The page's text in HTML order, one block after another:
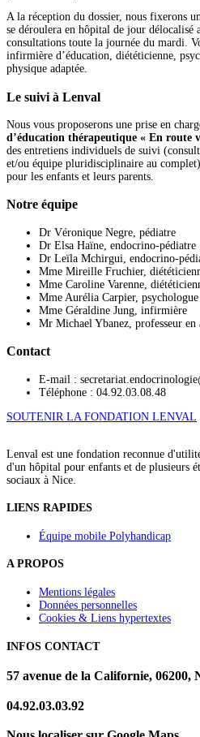
A la réception du dossier, nous fixerons
se déroulera en hôpital de jour délocalisé
consultations toute la journée du mardi.
infirmière d’éducation, diététicienne,
physique adaptée.
Le suivi à Lenval
Nous vous proposerons une prise en
d’éducation thérapeutique « En route
des entretiens individuels de suivi
et/ou équipe pluridisciplinaire au
pour les enfants et leurs parents.
Notre équipe
Dr Véronique Negre, pédiatre
Dr Elsa Haïne, endocrino-pédiatre
Dr Leïla Mchirgui, endocrino-
Mme Mireille Fruchier,
Mme Caroline Varenne,
Mme Aurélia Carpier, psychologue
Mme Géraldine Jung, infirmière
Mr Michael Ybanez, professeur en
Contact
E-mail :
Téléphone : 04.92.03.08.48
SOUTENIR LA FONDATION LENVAL
Lenval est une fondation reconnue
d'un hôpital pour enfants et de plusieurs
sociaux à Nice.
LIENS RAPIDES
Équipe mobile Polyhandicap
A PROPOS
Mentions légales
Données personnelles
Cookies & Liens hypertextes
INFOS CONTACT
57 avenue de la Californie, 06200,
04.92.03.03.92